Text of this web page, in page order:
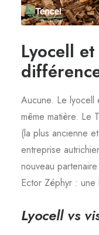
Lyocell
Aucune. Le lyocell
même matière. Le
(la plus ancienne
entreprise
nouveau
Ector Zéphyr : une
Lyocell vs